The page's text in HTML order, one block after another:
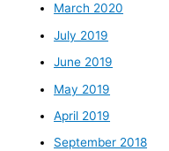
March 2020
July 2019
June 2019
May 2019
April 2019
September 2018